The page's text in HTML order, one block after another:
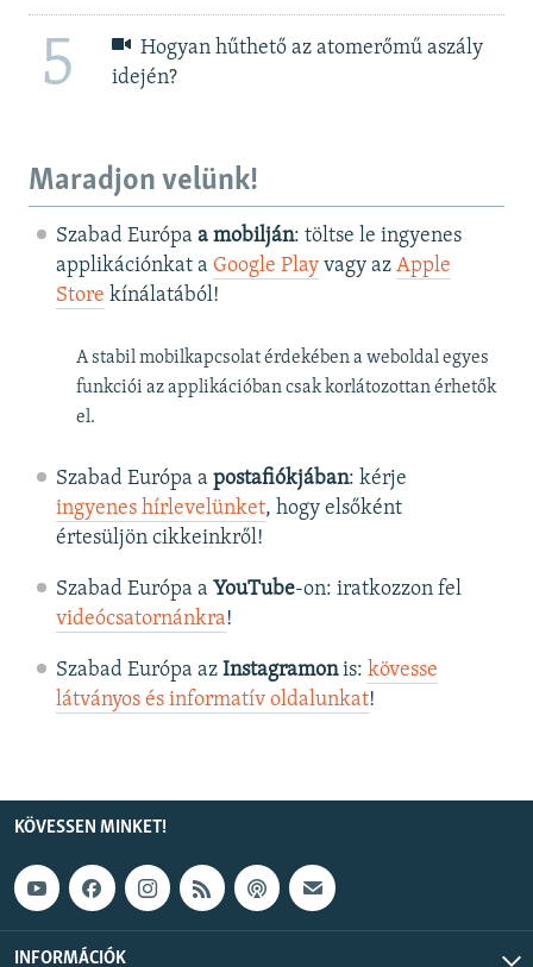
5
Hogyan hűthető az atomerőmű aszály
idején?
Maradjon velünk!
Szabad Európa a mobilján: töltse le ingyenes
applikációnkat a Google Playvagy az Apple
Store kínálatából!
A stabil mobilkapcsolat érdekében a weboldal egyes
funkciói az applikációban csak korlátozottan érhetők
el.
Szabad Európa a postafiókjában: kérje
ingyenes hírlevelünket, hogy elsőként
értesüljön cikkeinkről!
Szabad Európa a YouTube-on: iratkozzon fel
videócsatornánkra!
Szabad Európa az Instagramonis: kövesse
látványos és informatív oldalunkat! ​
KÖVESSEN MINKET!
INFORMÁCIÓK